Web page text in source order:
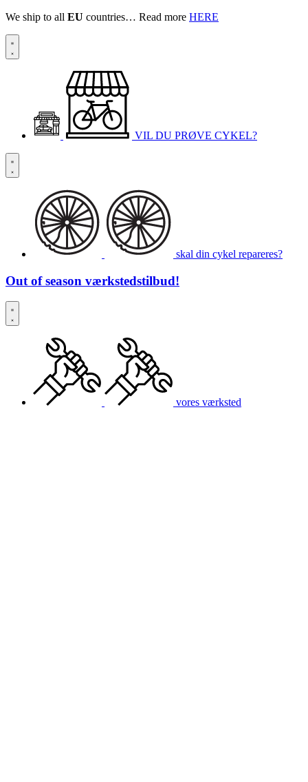
We ship to all EU countries… Read more HERE
VIL DU PRØVE CYKEL?
skal din cykel repareres?
Out of season værkstedstilbud!
vores værksted